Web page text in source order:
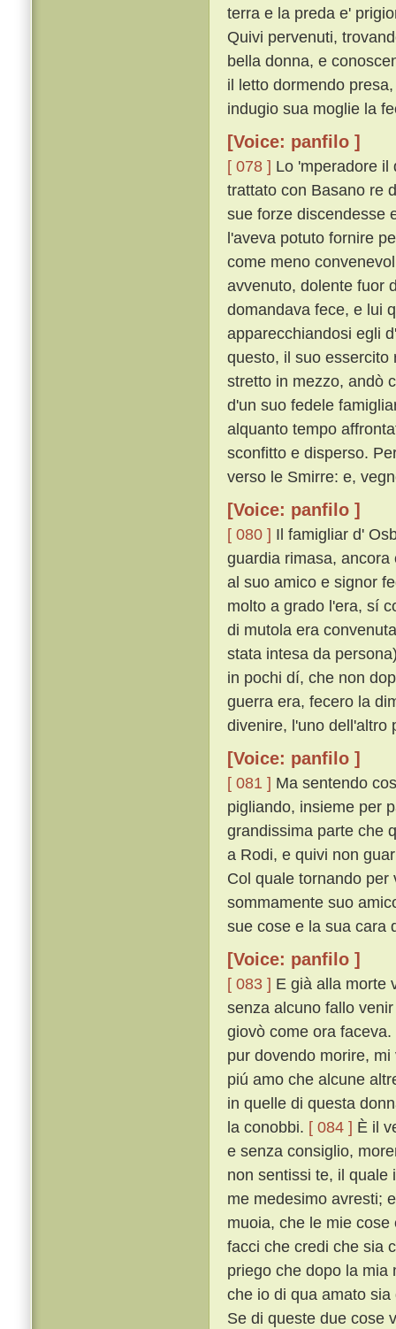
terra e la preda e'
Quivi pervenuti,
bella donna, e
il letto dormendo
indugio sua moglie la
[Voice: panfilo ]
[ 078 ] Lo 'mperadore il
trattato con Basano re
sue forze discendesse
l'aveva potuto fornire
come meno
avvenuto, dolente fuor
domandava fece, e lui
apparecchiandosi egli
questo, il suo essercito
stretto in mezzo, andò
d'un suo fedele
alquanto tempo
sconfitto e disperso.
verso le Smirre: e,
[Voice: panfilo ]
[ 080 ] Il famigliar d'
guardia rimasa,
al suo amico e signor
molto a grado l'era, sí
di mutola era
stata intesa da
in pochi dí, che non
guerra era, fecero la
divenire, l'uno dell'altro
[Voice: panfilo ]
[ 081 ] Ma sentendo
pigliando, insieme per
grandissima parte che
a Rodi, e quivi non
Col quale tornando
sommamente suo
sue cose e la sua cara
[Voice: panfilo ]
[ 083 ] E già alla morte
senza alcuno fallo
giovò come ora
pur dovendo morire,
piú amo che alcune
in quelle di questa
la conobbi. [ 084 ] È il
e senza consiglio,
non sentissi te, il quale
me medesimo avresti;
muoia, che le mie
facci che credi che sia
priego che dopo la mia
che io di qua amato
Se di queste due cose